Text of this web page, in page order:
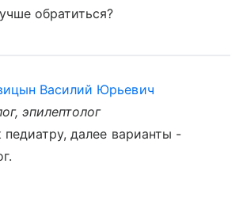
обратиться?
Василий Юрьевич
эпилептолог
педиатру, далее варианты -